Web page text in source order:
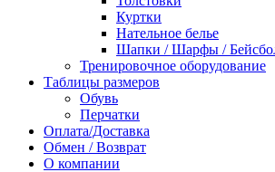
Куртки
Нательное белье
Шапки / Шарфы /
Тренировочное оборудование
Таблицы размеров
Обувь
Перчатки
Оплата/Доставка
Обмен / Возврат
О компании